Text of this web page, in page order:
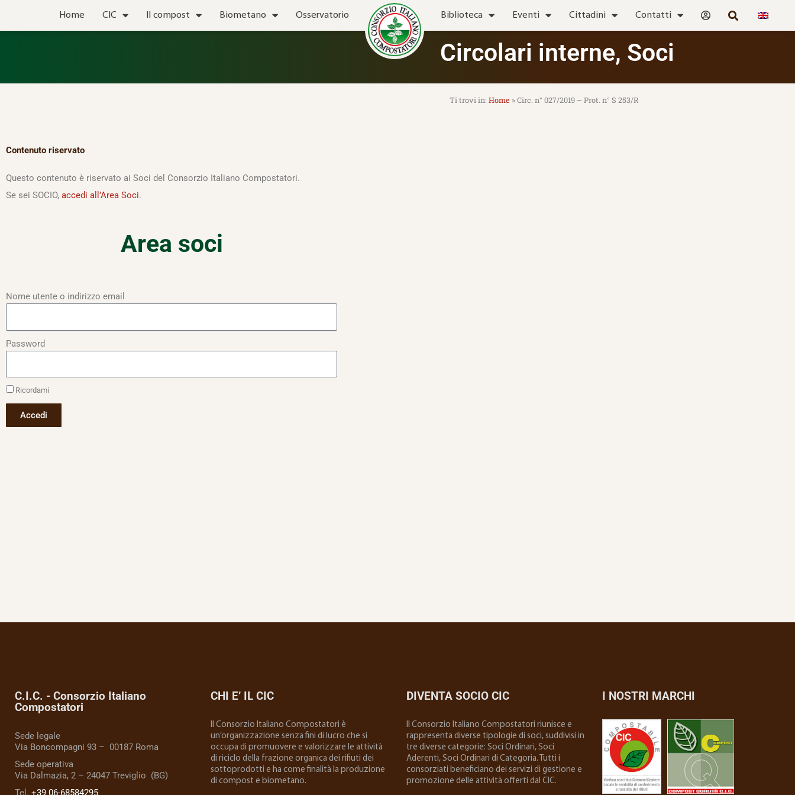
Home CIC Il compost Biometano Osservatorio Biblioteca Eventi Cittadini Contatti
Circolari interne, Soci
Home »Circ. n° 027/2019 – Prot. n° S 253/R
Contenuto riservato
Questo contenuto è riservato ai Soci del Consorzio Italiano Compostatori.
Se sei SOCIO, accedi all’Area Soci.
Area soci
Nome utente o indirizzo email
Password
Ricordami
Accedi
C.I.C. - Consorzio Italiano
Compostatori
Sede legale
Via Boncompagni 93 – 00187 Roma
Sede operativa
Via Dalmazia, 2 – 24047 Treviglio (BG)
Tel. +39 06-68584295
CHI E’ IL CIC
Il Consorzio Italiano Compostatori è
un’organizzazione senza fini di lucro che si
occupa di promuovere e valorizzare le attività
di riciclo della frazione organica dei rifiuti dei
sottoprodotti e ha come finalità la produzione
di compost e biometano.
DIVENTA SOCIO CIC
ll Consorzio Italiano Compostatori riunisce e
rappresenta diverse tipologie di soci, suddivisi in
tre diverse categorie: Soci Ordinari, Soci
Aderenti, Soci Ordinari di Categoria. Tutti i
consorziati beneficiano dei servizi di gestione e
promozione delle attività offerti dal CIC.
I NOSTRI MARCHI